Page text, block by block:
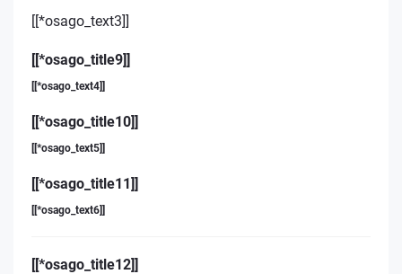
[[*osago_text3]]
[[*osago_title9]]
[[*osago_text4]]
[[*osago_title10]]
[[*osago_text5]]
[[*osago_title11]]
[[*osago_text6]]
[[*osago_title12]]